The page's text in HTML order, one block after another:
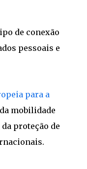
de conexão
pessoais e
para a
mobilidade
proteção de